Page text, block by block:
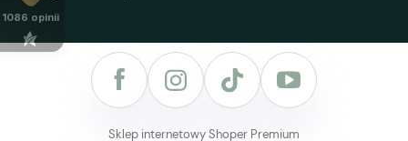
1086 opinii
Sklep internetowy Shoper Premium